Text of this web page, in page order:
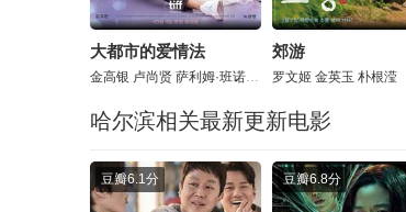
大都市的爱情法
金高银 卢尚贤 萨利姆·班诺特
郊游
罗文姬 金英玉 朴根滢
哈尔滨相关最新更新电影
豆瓣6.1分 豆瓣6.8分